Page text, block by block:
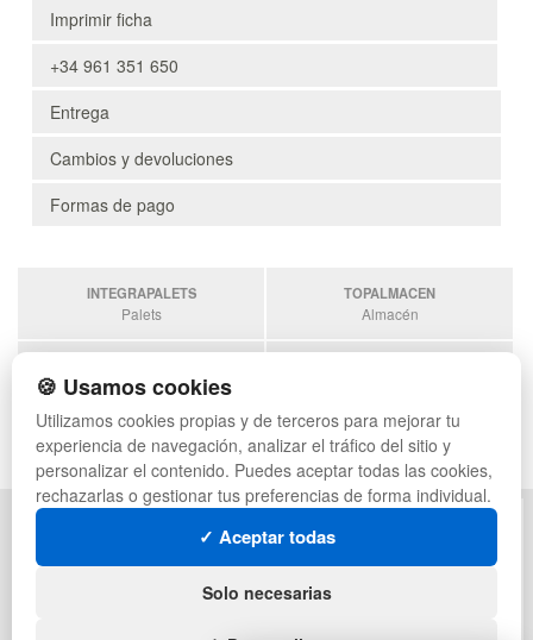
Imprimir ficha
+34 961 351 650
Entrega
Cambios y devoluciones
Formas de pago
INTEGRAPALETS
Palets
TOPALMACEN
Almacén
Sobrantes
ESTANTERIASKIT
Estanterias
POLÍTICA DE PRIVACIDAD
MAPA WEB
🍪 Usamos cookies
Utilizamos cookies propias y de terceros para mejorar tu
experiencia de navegación, analizar el tráfico del sitio y
personalizar el contenido. Puedes aceptar todas las cookies,
rechazarlas o gestionar tus preferencias de forma individual.
✓ Aceptar todas
Solo necesarias